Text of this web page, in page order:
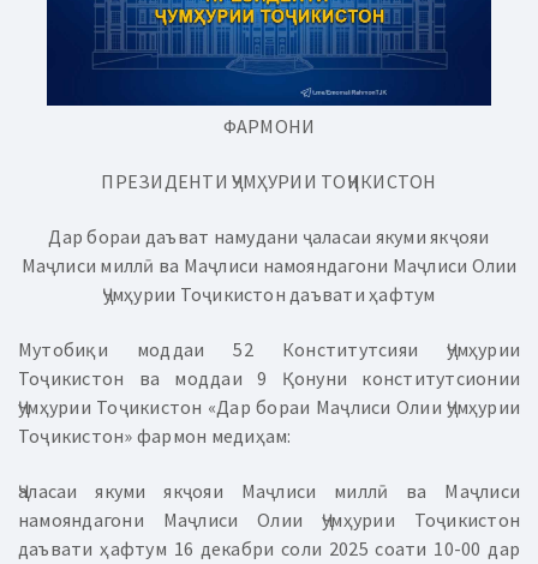
ФАРМОНИ
ПРЕЗИДЕНТИ ҶУМҲУРИИ ТОҶИКИСТОН
Дар бораи даъват намудани ҷаласаи якуми якҷояи
Маҷлиси миллӣ ва Маҷлиси намояндагони Маҷлиси Олии
Ҷумҳурии Тоҷикистон даъвати ҳафтум
Мутобиқи моддаи 52 Конститутсияи Ҷумҳурии
Тоҷикистон ва моддаи 9 Қонуни конститутсионии
Ҷумҳурии Тоҷикистон «Дар бораи Маҷлиси Олии Ҷумҳурии
Тоҷикистон» фармон медиҳам:
Ҷаласаи якуми якҷояи Маҷлиси миллӣ ва Маҷлиси
намояндагони Маҷлиси Олии Ҷумҳурии Тоҷикистон
даъвати ҳафтум 16 декабри соли 2025 соати 10-00 дар